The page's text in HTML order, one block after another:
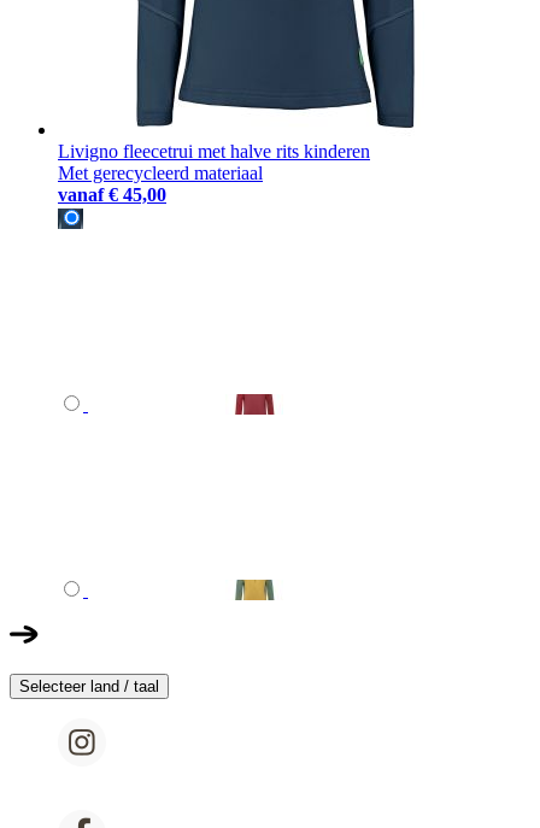
Livigno fleecetrui met halve rits kinderen
Met gerecycleerd materiaal
vanaf € 45,00
Selecteer land / taal